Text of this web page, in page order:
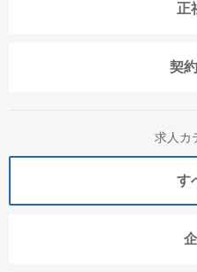
正
契
求人カ
す